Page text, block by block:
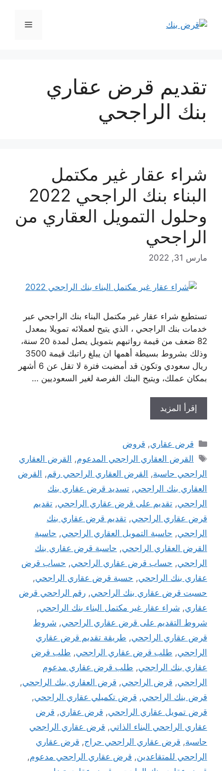
المحتوى
القائمة
تقديم قرض عقاري
بنك الراجحي
شراء عقار غير مكتمل
البناء بنك الراجحي 2022
وحلول التمويل العقاري من
الراجحي
مارس 31, 2022
تستطيع شراء عقار غير مكتمل البناء بنك الراجحي عبر
خدمات بنك الراجحي ، الذي يتيح لعملائه تمويلا بمعدل
82 ضعف من قيمة رواتبهم بتمويل يصل لمدة 20 سنة،
وذلك بشروط بسيطة أهمها ان يبلغ راتبك قيمة 3500
ريال سعودي وتكون قد أمضيت فترة لا تقل عن 6 أشهر
بمكان عملك، ويتيح البنك الفرصة لغير السعوديين …
إقرأ المزيد
التصنيفات
قرض عقاري, قروض
الوسوم
القرض العقاري الراجحي المدعوم, القرض العقاري
الراجحي حاسبة, القرض العقاري الراجحي رقم, القرض
العقاري بنك الراجحي, تسديد قرض عقاري بنك
الراجحي, تقديم على قرض عقاري الراجحي, تقديم
قرض عقاري الراجحي, تقديم قرض عقاري بنك
الراجحي, حاسبة التمويل العقاري الراجحي, حاسبة
القرض العقاري الراجحي, حاسبة قرض عقاري بنك
الراجحي, حساب قرض عقاري الراجحي, حساب قرض
عقاري بنك الراجحي, حسبة قرض عقاري الراجحي,
حسبت قرض عقاري بنك الراجحي, رقم الراجحي قرض
عقاري, شراء عقار غير مكتمل البناء بنك الراجحي,
شروط التقديم على قرض عقاري الراجحي, شروط
قرض عقاري الراجحي, طريقة تقديم قرض عقاري
الراجحي, طلب قرض عقاري الراجحي, طلب قرض
عقاري بنك الراجحي, طلب قرض عقاري مدعوم
الراجحي, قرض الراجحي, قرض العقاري بنك الراجحي,
قرض بنك الراجحي, قرض تكميلي عقاري الراجحي,
قرض تمويل عقاري الراجحي, قرض عقاري, قرض
عقاري الراجحي البناء الذاتي, قرض عقاري الراجحي
حاسبة, قرض عقاري الراجحي حراج, قرض عقاري
الراجحي للمتقاعدين, قرض عقاري الراجحي مدعوم,